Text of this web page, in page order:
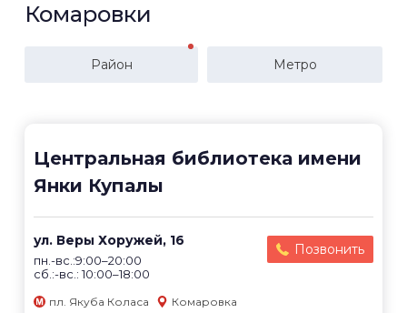
Комаровки
Район Метро
Центральная библиотека имени
Янки Купалы
ул. Веры Хоружей, 16
пн.-вс.:9:00–20:00
сб.:-вс.: 10:00–18:00
Позвонить
пл. Якуба Коласа Комаровка